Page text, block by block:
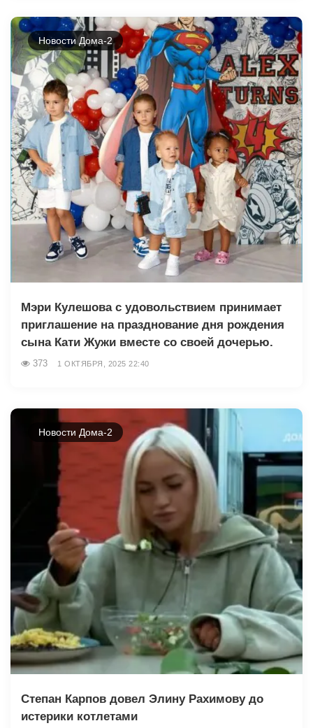
Новости Дома-2
Мэри Кулешова с удовольствием принимает
приглашение на празднование дня рождения
сына Кати Жужи вместе со своей дочерью.
373 1 ОКТЯБРЯ, 2025 22:40
Новости Дома-2
Степан Карпов довел Элину Рахимову до
истерики котлетами